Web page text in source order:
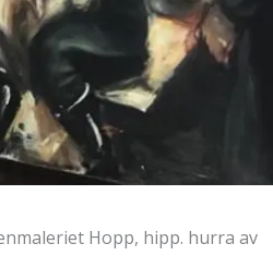
Hopp, hipp. hurra av